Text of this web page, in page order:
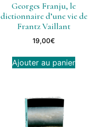
Georges Franju, le
dictionnaire d’une vie de
Frantz Vaillant
19,00€
Ajouter au panier